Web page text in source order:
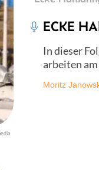
ECKE
In dieser
arbeiten
Moritz